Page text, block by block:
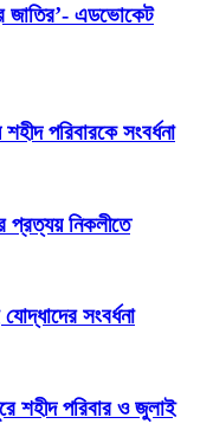
জাতির’- এডভোকেট
পরিবারকে সংবর্ধনা
প্রত্যয় নিকলীতে
সংবর্ধনা
শহীদ পরিবার ও জুলাই